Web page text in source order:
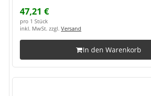
47,21 €
pro 1 Stück
inkl. MwSt. zzgl. Versand
In den Warenkorb